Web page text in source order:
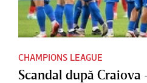
CHAMPIONS LEAGUE
Scandal după